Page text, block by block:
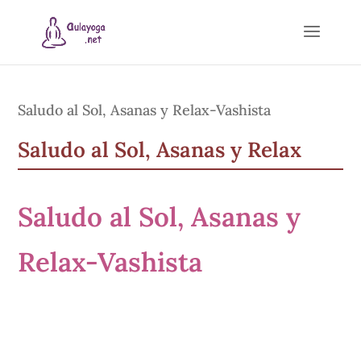
Saludo al Sol, Asanas y Relax-Vashista
Saludo al Sol, Asanas y Relax
Saludo al Sol, Asanas y
Relax-Vashista